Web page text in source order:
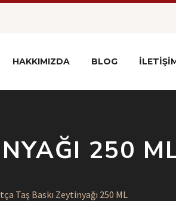
HAKKIMIZDA BLOG
250
Taş Baskı Zeytinyağı 250 ML